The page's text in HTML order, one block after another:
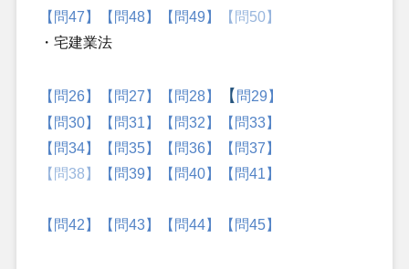
【問47】
【問48】 【問49】
【問50】
・宅建業法
【 問26】 【問27】 【問28】 【 問29】
【問30】
【問31】 【問32】
【問33】
【問34】
【問35】 【問36】
【問37】
【問38】
【問39】 【問40】 【問41】
【問42】 【問43】 【問44】 【問45】